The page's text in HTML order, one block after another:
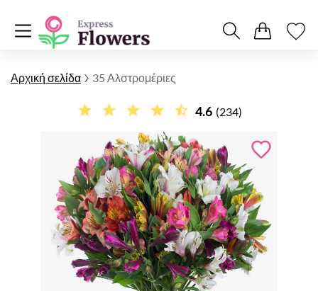
Αρχική σελίδα 35 Αλστρομέριες
4.6 (234)